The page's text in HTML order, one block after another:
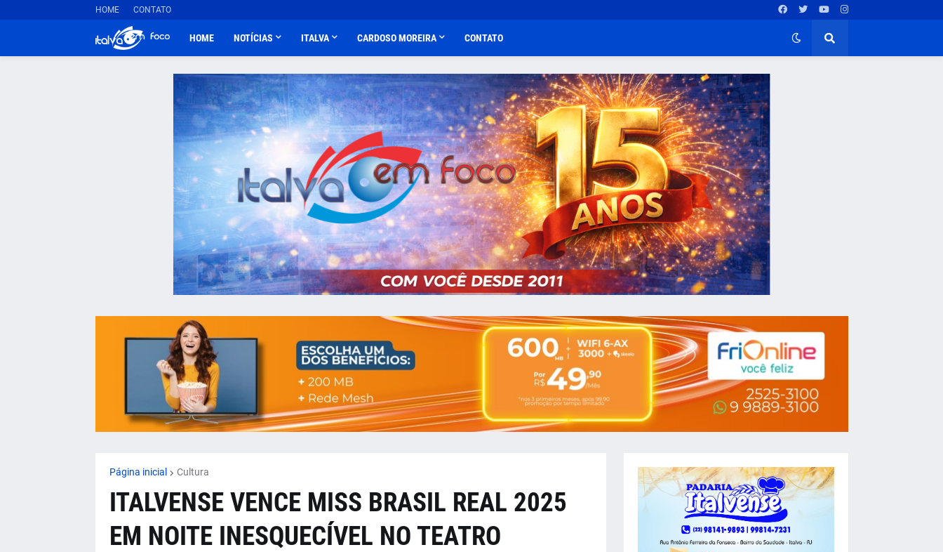
HOME CONTATO
HOME NOTÍCIAS ITALVA CARDOSO MOREIRA CONTATO
Página inicial Cultura
ITALVENSE VENCE MISS BRASIL REAL 2025
EM NOITE INESQUECÍVEL NO TEATRO